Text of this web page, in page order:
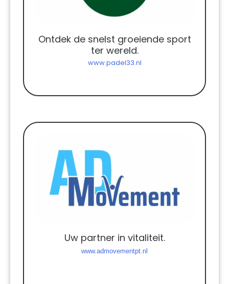
Ontdek de snelst groeiende sport
ter wereld.
www.padel33.nl
Uw partner in vitaliteit.
www.admovementpt.nl